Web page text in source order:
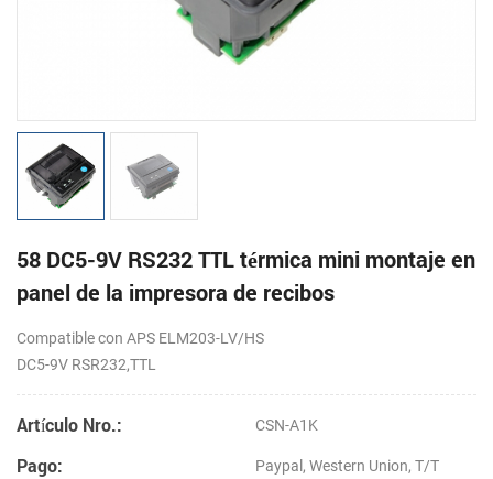
58 DC5-9V RS232 TTL térmica mini montaje en
panel de la impresora de recibos
Compatible con APS ELM203-LV/HS
DC5-9V RSR232,TTL
Artículo Nro.: CSN-A1K
Pago: Paypal, Western Union, T/T